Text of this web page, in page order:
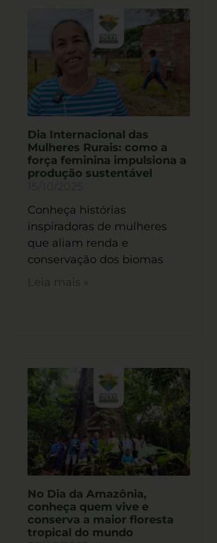
Dia Internacional das
Mulheres Rurais: como a
força feminina impulsiona a
produção sustentável
Conheça histórias
inspiradoras de mulheres
que aliam renda e
conservação dos biomas
Leia mais »
No Dia da Amazônia,
conheça quem vive e
conserva a maior floresta
tropical do mundo